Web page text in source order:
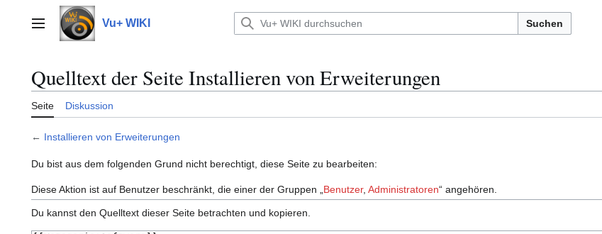
springenHauptmenü Vu+ WIKI Suchen
Quelltext der Seite Installieren von Erweiterungen
Seite Diskussion
← Installieren von Erweiterungen
Du bist aus dem folgenden Grund nicht berechtigt, diese Seite zu bearbeiten:
Diese Aktion ist auf Benutzer beschränkt, die einer der Gruppen „ Benutzer, Administratoren“ angehören.
Du kannst den Quelltext dieser Seite betrachten und kopieren.